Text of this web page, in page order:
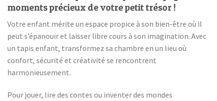
moments précieux de votre petit trésor !
Votre enfant mérite un espace propice à son bien-être où il
peut s’épanouir et laisser libre cours à son imagination. Avec
un tapis enfant, transformez sa chambre en un lieu où
confort, sécurité et créativité se rencontrent
harmonieusement.
Pour jouer, lire des contes ou inventer des mondes